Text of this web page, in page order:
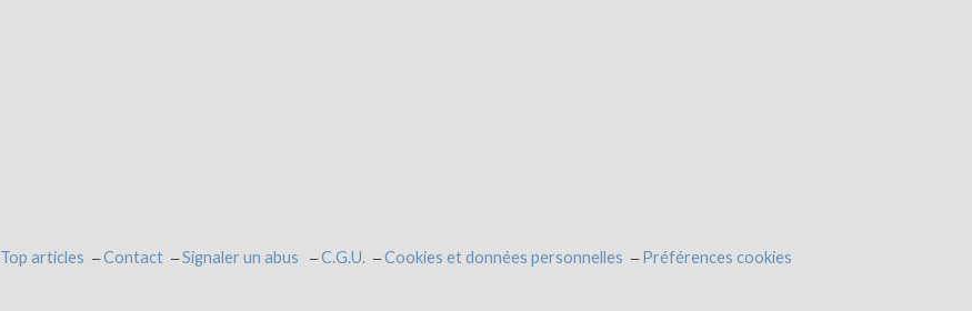
Top articles Contact Signaler un abus C.G.U. Cookies et données personnelles Préférences cookies